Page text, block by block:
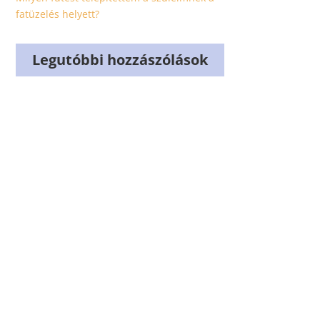
fatüzelés helyett?
Legutóbbi hozzászólások